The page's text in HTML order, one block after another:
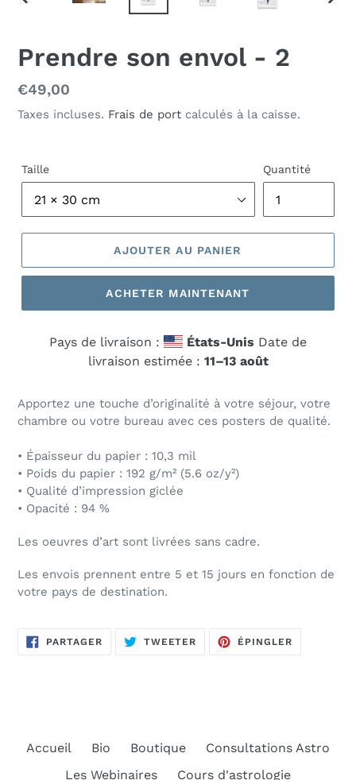
Prendre son envol - 2
Prix
normal
€49,00
Taxes incluses. Frais de port calculés à la caisse.
Taille Quantité
AJOUTER AU PANIER
ACHETER MAINTENANT
Pays de livraison : États-Unis Date de
livraison estimée : 11⁠–13 août
Apportez une touche d’originalité à votre séjour, votre
chambre ou votre bureau avec ces posters de qualité.
• Épaisseur du papier : 10,3 mil
• Poids du papier : 192 g/m² (5.6 oz/y²)
• Qualité d’impression giclée
• Opacité : 94 %
Les oeuvres d’art sont livrées sans cadre.
Les envois prennent entre 5 et 15 jours en fonction de
votre pays de destination.
PARTAGERPARTAGERTWEETER TWEETERÉPINGLER
Accueil Bio Boutique
Consultations Astro
Les Webinaires
Cours d'astrologie